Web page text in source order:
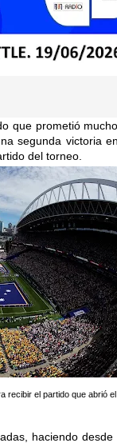
que prometió
segunda victoria
del torneo.
recibir el partido que abrió el
haciendo